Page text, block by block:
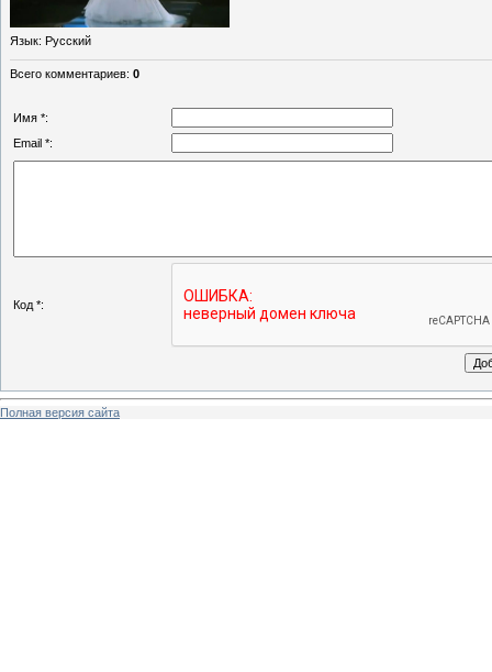
Язык: Русский
Всего комментариев: 0
Имя *:
Email *:
Код *:
Полная версия сайта